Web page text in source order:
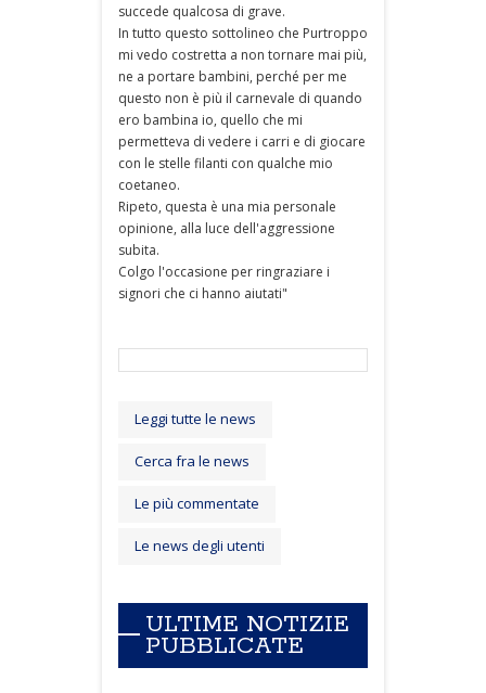
succede qualcosa di grave.
In tutto questo sottolineo che Purtroppo
mi vedo costretta a non tornare mai più,
ne a portare bambini, perché per me
questo non è più il carnevale di quando
ero bambina io, quello che mi
permetteva di vedere i carri e di giocare
con le stelle filanti con qualche mio
coetaneo.
Ripeto, questa è una mia personale
opinione, alla luce dell'aggressione
subita.
Colgo l'occasione per ringraziare i
signori che ci hanno aiutati"
Leggi tutte le news
Cerca fra le news
Le più commentate
Le news degli utenti
ULTIME NOTIZIE
PUBBLICATE